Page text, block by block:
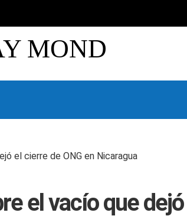
MOND
el cierre de ONG en Nicaragua
el vacío que